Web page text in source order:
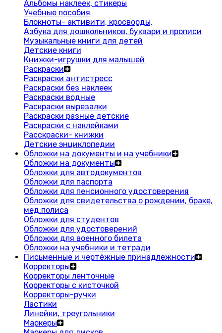
Альбомы наклеек, стикеры
Учебные пособия
Блокноты- активити, кросворды,
Азбука для дошкольников, буквари и прописи
Музыкальные книги для детей
Детские книги
Книжки-игрушки для малышей
Раскраски
Раскраски антистресс
Раскраски без наклеек
Раскраски водные
Раскраски вырезалки
Раскраски разные детские
Раскраски с наклейками
Расскраски- книжки
Детские энциклопедии
Обложки на документы и на учебники
Обложки на документы
Обложки для автодокументов
Обложки для паспорта
Обложки для пенсионного удостоверения
Обложки для свидетельства о рождении, браке,
мед.полиса
Обложки для студентов
Обложки для удостоверений
Обложки для военного билета
Обложки на учебники и тетради
Письменные и чертёжные принадлежности
Корректоры
Корректоры ленточные
Корректоры с кисточкой
Корректоры-ручки
Ластики
Линейки, треугольники
Маркеры